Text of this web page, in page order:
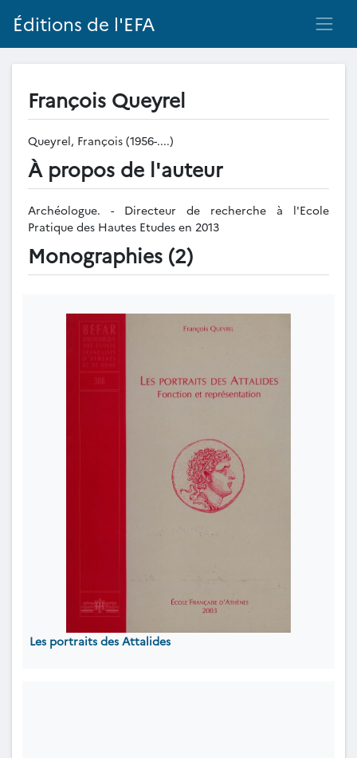
Éditions de l'EFA
François Queyrel
Queyrel, François (1956-....)
À propos de l'auteur
Archéologue. - Directeur de recherche à l'Ecole
Pratique des Hautes Etudes en 2013
Monographies (2)
Les portraits des Attalides